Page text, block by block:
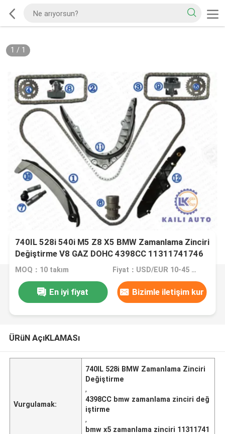
1 / 1
740IL 528i 540i M5 Z8 X5 BMW Zamanlama Zinciri
Değiştirme V8 GAZ DOHC 4398CC 11311741746
MOQ：10 takım Fiyat：USD/EUR 10-45 per set
En iyi fiyat Bizimle iletişim kur
ÜRüN AçıKLAMASı
Vurgulamak:
740IL 528i BMW Zamanlama Zinciri
Değiştirme
,
4398CC bmw zamanlama zinciri değ
iştirme
,
bmw x5 zamanlama zinciri 11311741